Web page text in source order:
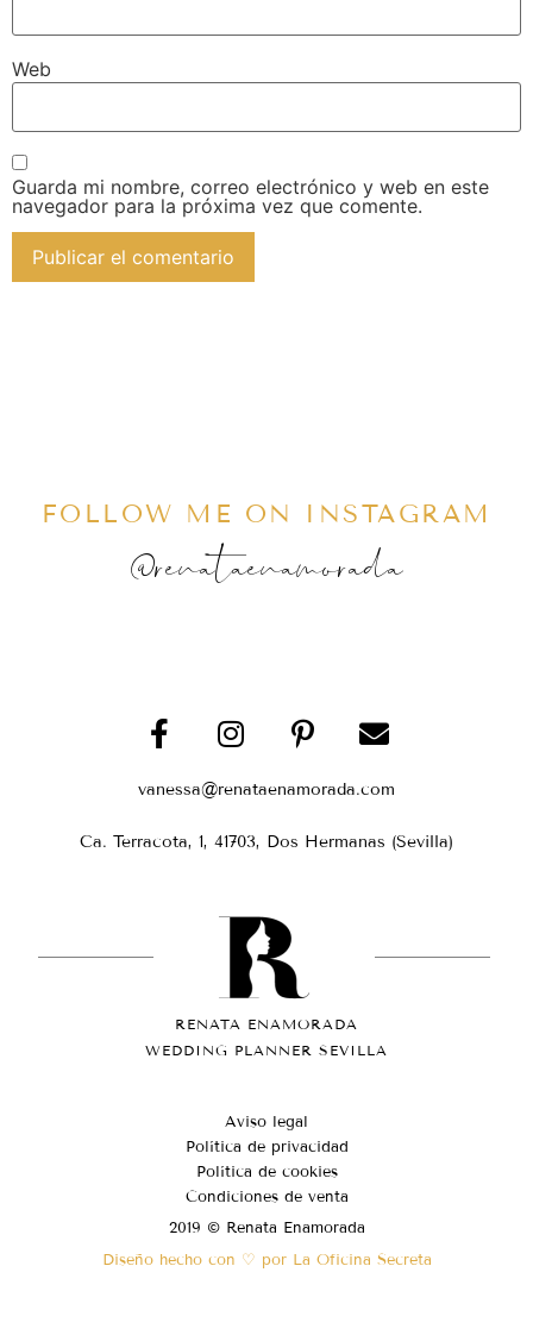
Web
Guarda mi nombre, correo electrónico y web en este
navegador para la próxima vez que comente.
FOLLOW ME ON INSTAGRAM
@renataenamorada
vanessa@renataenamorada.com
Ca. Terracota, 1, 41703, Dos Hermanas (Sevilla)
RENATA ENAMORADA
WEDDING PLANNER SEVILLA
Aviso legal
Política de privacidad
Política de cookies
Condiciones de venta
2019 © Renata Enamorada
Diseño hecho con ♡ por La Oficina Secreta